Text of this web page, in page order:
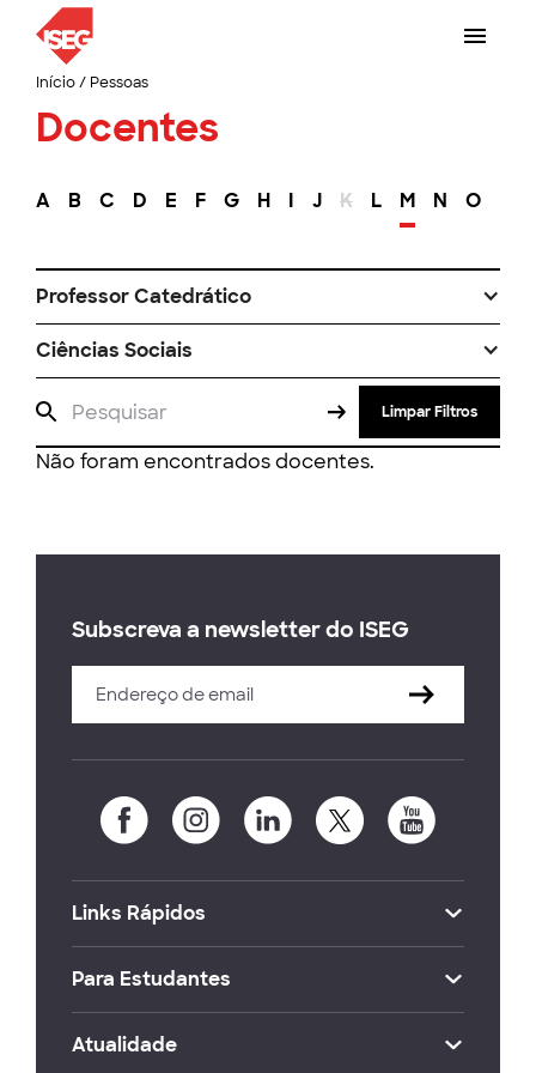
Início/ Pessoas
Docentes
A B C D E F G H I J K L M N O
Professor Catedrático
Ciências Sociais
Limpar Filtros
Não foram encontrados docentes.
Subscreva a newsletter do ISEG
Links Rápidos
Para Estudantes
Atualidade